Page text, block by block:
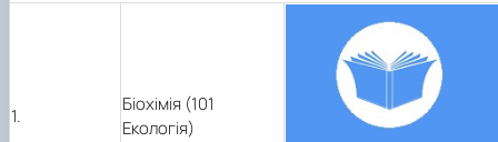
1.
Біохімія (101
Екологія)